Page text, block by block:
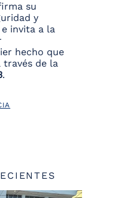
su
y
invita a la
hecho que
de la
.